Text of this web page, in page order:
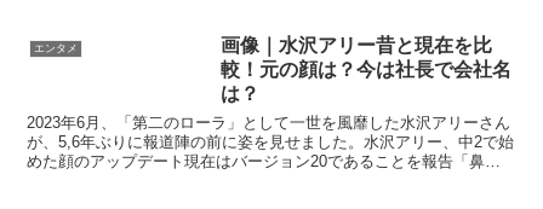
pic.twitter.com/5Fs4rQbn1P— 髙須 功太
郎 (@ko...
エンタメ
画像｜水沢アリー昔と現在を比
較！元の顔は？今は社長で会社名
は？
2023年6月、「第二のローラ」として一世を風靡した水沢アリーさん
が、5,6年ぶりに報道陣の前に姿を見せました。水沢アリー、中2で始
めた顔のアップデート現在はバージョン20であることを報告「鼻を